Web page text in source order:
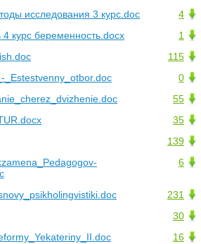
4
исследования 3 курс.doc
1
4 курс беременность.docx
115
0
_Estestvenny_otbor.doc
55
35
139
6
231
30
16